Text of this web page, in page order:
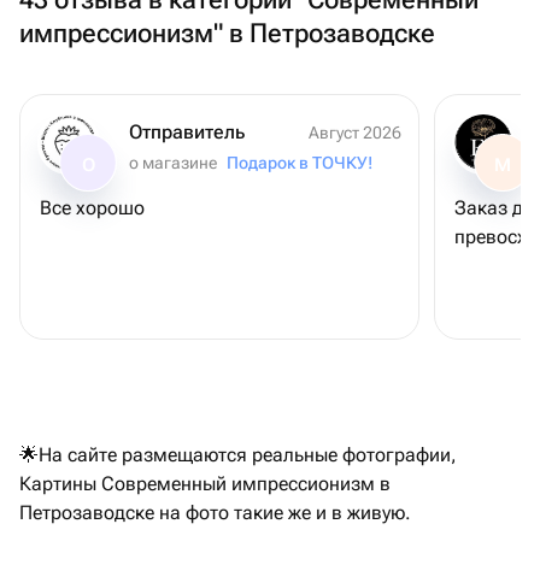
импрессионизм" в Петрозаводске
Отправитель
Август 2026
о магазине Подарок в ТОЧКУ!
Все хорошо
М
Заказ
🌟На сайте размещаются реальные фотографии,
Картины Современный импрессионизм в
Петрозаводске на фото такие же и в живую.